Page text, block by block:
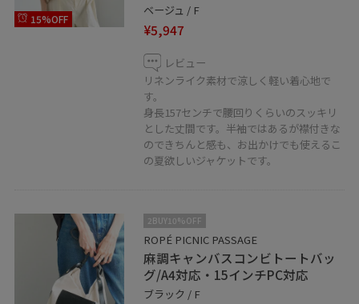
15%OFF
ベージュ / F
¥5,947
レビュー
リネンライク素材で涼しく軽い着心地で
す。
身長157センチで腰回りくらいのスッキリ
とした丈間です。半袖ではあるが襟付きな
のできちんと感も、お出かけでも使えるこ
の夏欲しいジャケットです。
2BUY10%OFF
ROPÉ PICNIC PASSAGE
麻調キャンバスコンビトートバッ
グ/A4対応・15インチPC対応
ブラック / F